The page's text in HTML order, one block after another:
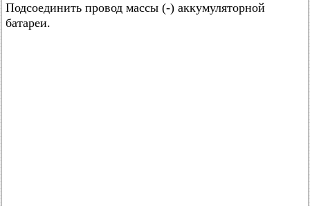
Подсоединить провод массы (-) аккумуляторной
батареи.